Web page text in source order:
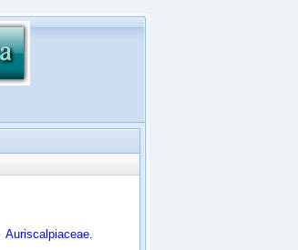
Auriscalpiaceae.